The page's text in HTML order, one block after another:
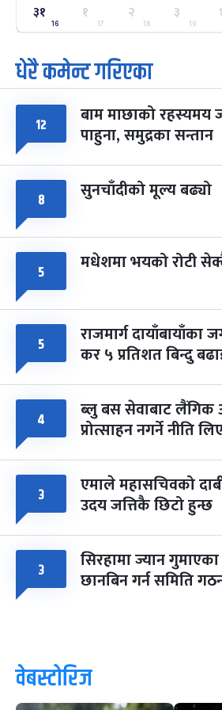
२५
मंगल
ग्याल्पो ल्होसार
फाल्गुन २५, २०८३ Mar 9, 2027
७
आइत
पूर्णिमा व्रत
चैत्र ७, २०८३-Mar 21, 2027
८ फागुपूर्णिमा
चैत्र ८, २०८३-Mar 22, 2027
३१
16
१
17
२
18
३
19
धेरै कमेन्ट गरिएका
१२ बाम माछाको रहस्यमय
पाहुना, समुद्रका सन्तान
८ सुनचाँदीको मूल्य बढ्यो
५ मधेशमा भयको रोटी
५ राजमार्ग दायाँबायाँका
कर ५ प्रतिशत बिन्दु
४ ब्लु बस सेवाबाट लैंगिक
प्रोत्साहन नगर्ने नीति
३ एमाले महासचिवको
उदय जत्तिकै छिटो हुन्छ
३ सिरहामा ज्यान
छानबिन गर्न समिति
वेबस्टोरिज